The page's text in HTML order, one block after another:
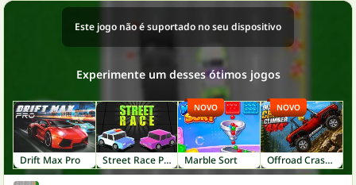
Este jogo não é suportado no seu dispositivo
Experimente um desses ótimos jogos
Drift Max Pro Street Race Police Marble Sort
NOVO
Offroad Crash Climber 4X4
NOVO